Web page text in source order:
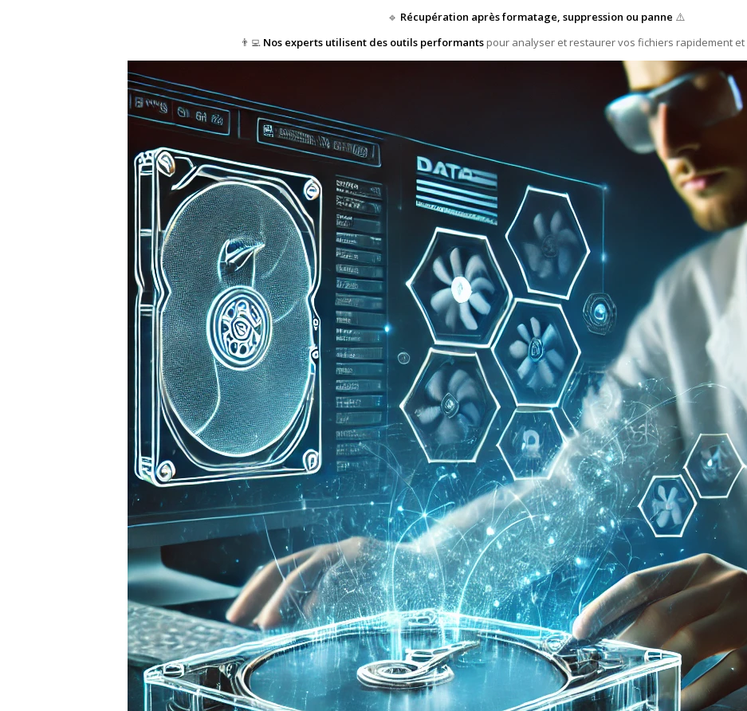
🔹 Récupération après formatage, suppression ou panne ⚠️
👨‍💻 Nos experts utilisent des outils performants pour analyser et restaurer vos fichiers rapidement